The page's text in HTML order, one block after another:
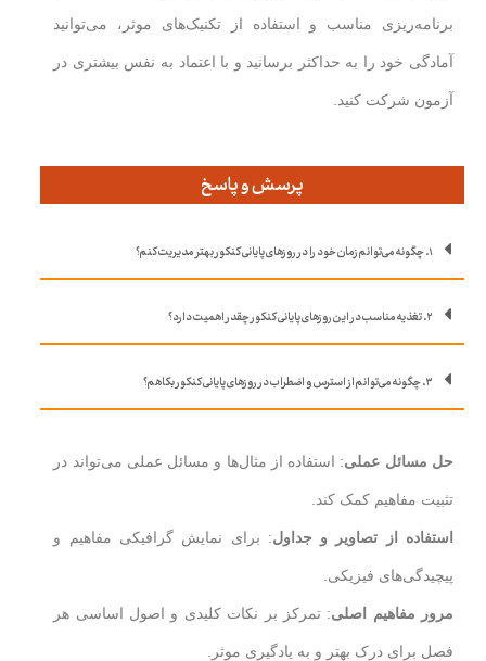
برنامه‌ریزی مناسب و استفاده از تکنیک‌های موثر، می‌توانید
آمادگی خود را به حداکثر برسانید و با اعتماد به نفس بیشتری در
آزمون شرکت کنید.
پرسش و پاسخ
۱. چگونه می‌توانم زمان خود را در روزهای پایانی کنکور بهتر مدیریت کنم؟
۲. تغذیه مناسب در این روزهای پایانی کنکور چقدر اهمیت دارد؟
۳. چگونه می‌توانم از استرس و اضطراب در روزهای پایانی کنکور بکاهم؟
حل مسائل عملی: استفاده از مثال‌ها و مسائل عملی می‌تواند در
تثبیت مفاهیم کمک کند.
استفاده از تصاویر و جداول: برای نمایش گرافیکی مفاهیم و
پیچیدگی‌های فیزیکی.
مرور مفاهیم اصلی: تمرکز بر نکات کلیدی و اصول اساسی هر
فصل برای درک بهتر و به یادگیری موثر.